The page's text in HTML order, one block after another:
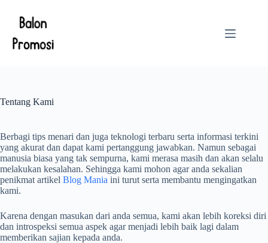
content
Tentang Kami
Berbagi tips menari dan juga teknologi terbaru serta informasi terkini
yang akurat dan dapat kami pertanggung jawabkan. Namun sebagai
manusia biasa yang tak sempurna, kami merasa masih dan akan selalu
melakukan kesalahan. Sehingga kami mohon agar anda sekalian
penikmat artikel Blog Mania ini turut serta membantu mengingatkan
kami.
Karena dengan masukan dari anda semua, kami akan lebih koreksi diri
dan introspeksi semua aspek agar menjadi lebih baik lagi dalam
memberikan sajian kepada anda.